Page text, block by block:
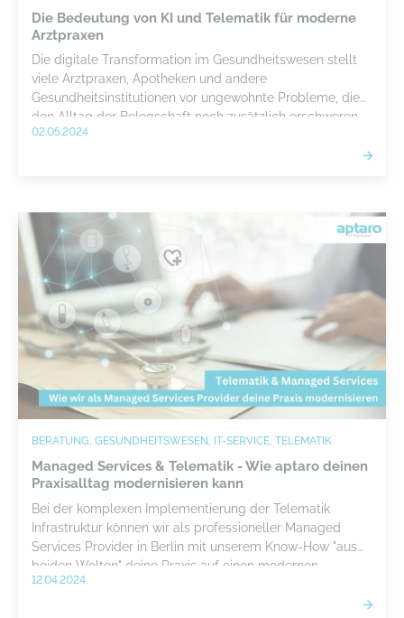
Die Bedeutung von KI und Telematik für moderne
Arztpraxen
Die digitale Transformation im Gesundheitswesen stellt
viele Arztpraxen, Apotheken und andere
Gesundheitsinstitutionen vor ungewohnte Probleme, die
den Alltag der Belegschaft noch zusätzlich erschweren
können. Der Einsatz der künstlichen Intelligenz könnte
eine immense Effizienzsteigerung bedeuten. Doch ist das
02.05.2024
BERATUNG, GESUNDHEITSWESEN, IT-SERVICE, TELEMATIK
Managed Services & Telematik - Wie aptaro deinen
Praxisalltag modernisieren kann
Bei der komplexen Implementierung der Telematik
Infrastruktur können wir als professioneller Managed
Services Provider in Berlin mit unserem Know-How "aus
beiden Welten" deine Praxis auf einen modernen
Standard heben, ohne deinen Praxisalltag zu
12.04.2024